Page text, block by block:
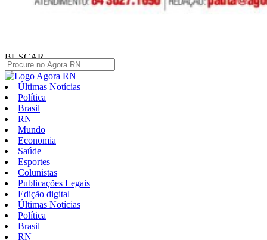
BUSCAR
Últimas Notícias
Política
Brasil
RN
Mundo
Economia
Saúde
Esportes
Colunistas
Publicações Legais
Edição digital
Últimas Notícias
Política
Brasil
RN